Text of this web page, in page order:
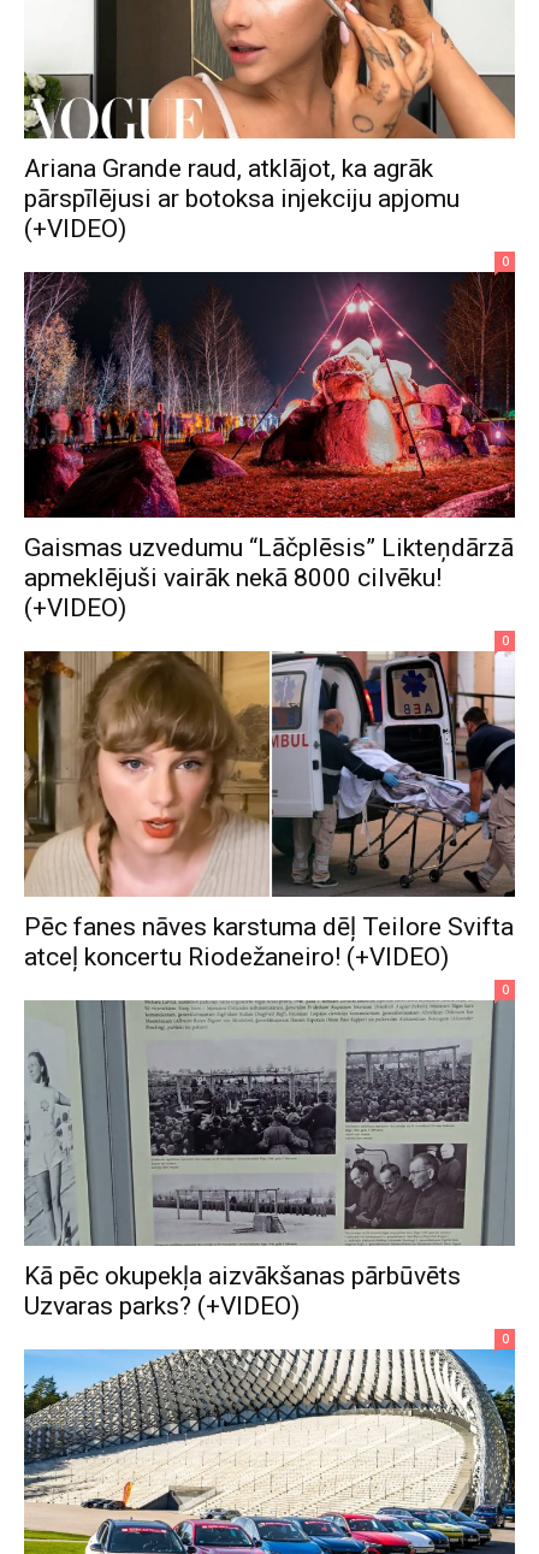
Ariana Grande raud, atklājot, ka agrāk
pārspīlējusi ar botoksa injekciju apjomu
(+VIDEO)
0
Gaismas uzvedumu “Lāčplēsis” Likteņdārzā
apmeklējuši vairāk nekā 8000 cilvēku!
(+VIDEO)
0
Pēc fanes nāves karstuma dēļ Teilore Svifta
atceļ koncertu Riodežaneiro! (+VIDEO)
0
Kā pēc okupekļa aizvākšanas pārbūvēts
Uzvaras parks? (+VIDEO)
0